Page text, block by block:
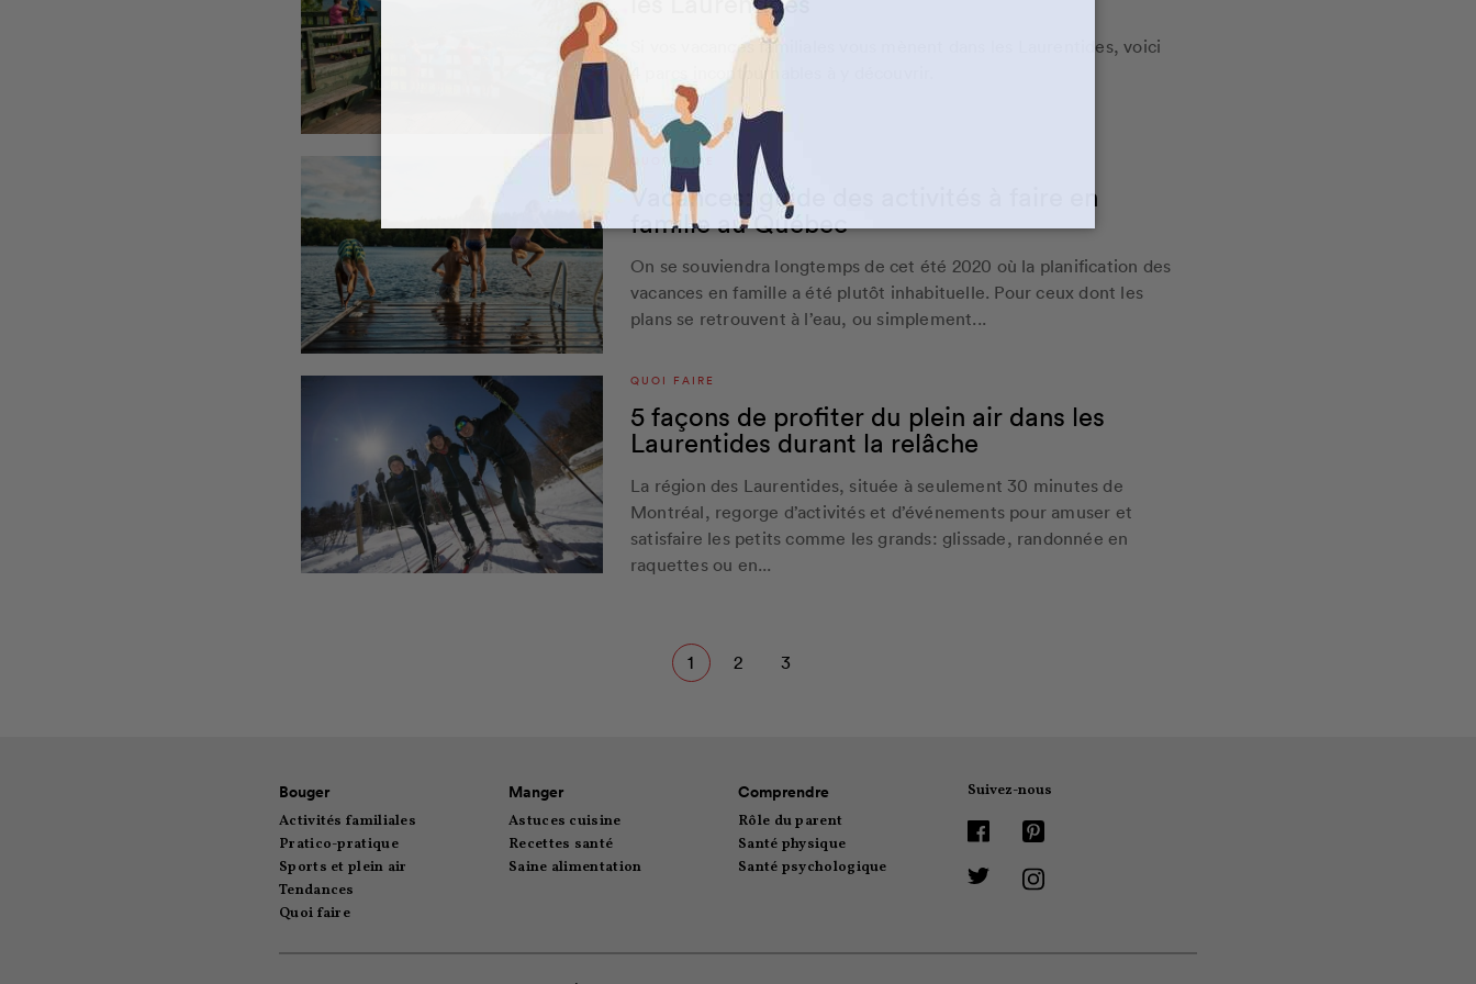
Si vos vacances familiales vous mènent dans les Laurentides, voici
4 parcs incontournables à y découvrir.
QUOI FAIRE
Vacances: guide des activités à faire en
famille au Québec
On se souviendra longtemps de cet été 2020 où la planification des
vacances en famille a été plutôt inhabituelle. Pour ceux dont les
plans se retrouvent à l’eau, ou simplement...
QUOI FAIRE
5 façons de profiter du plein air dans les
Laurentides durant la relâche
La région des Laurentides, située à seulement 30 minutes de
Montréal, regorge d’activités et d’événements pour amuser et
satisfaire les petits comme les grands: glissade, randonnée en
raquettes ou en...
1 2 3
Bouger
Activités familiales
Pratico-pratique
Sports et plein air
Tendances
Quoi faire
Manger
Astuces cuisine
Recettes santé
Saine alimentation
Comprendre
Rôle du parent
Santé physique
Santé psychologique
Suivez-nous